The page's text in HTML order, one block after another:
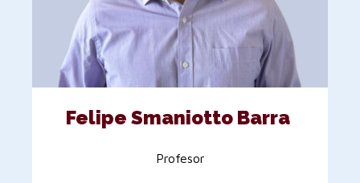
Felipe Smaniotto Barra
Profesor